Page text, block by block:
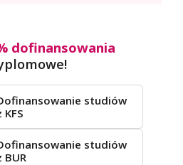
dofinansowania
studiów
KFS
studiów
BUR